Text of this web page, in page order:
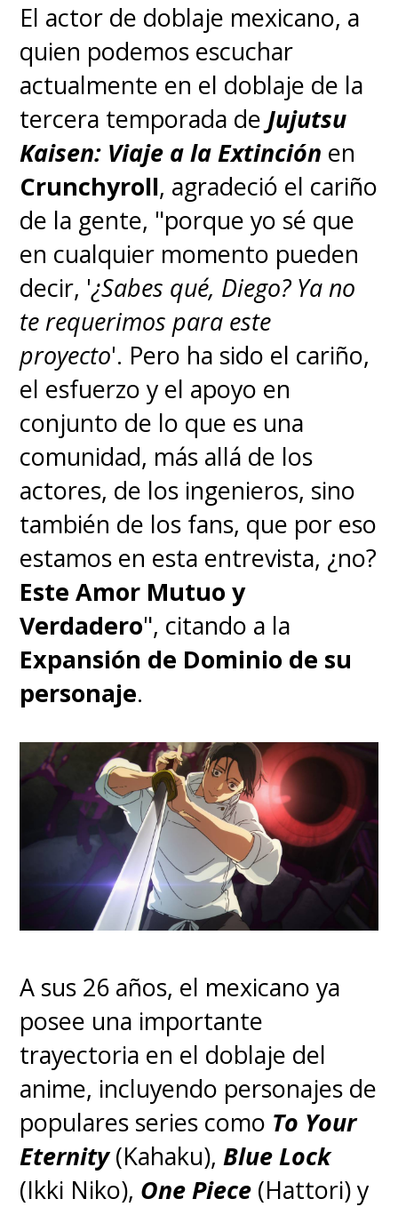
El actor de doblaje mexicano, a
quien podemos escuchar
actualmente en el doblaje de la
tercera temporada de Jujutsu
Kaisen: Viaje a la Extinción en
Crunchyroll, agradeció el cariño
de la gente, "porque yo sé que
en cualquier momento pueden
decir, '¿Sabes qué, Diego? Ya no
te requerimos para este
proyecto'. Pero ha sido el cariño,
el esfuerzo y el apoyo en
conjunto de lo que es una
comunidad, más allá de los
actores, de los ingenieros, sino
también de los fans, que por eso
estamos en esta entrevista, ¿no?
Este Amor Mutuo y
Verdadero", citando a la
Expansión de Dominio de su
personaje.
A sus 26 años, el mexicano ya
posee una importante
trayectoria en el doblaje del
anime, incluyendo personajes de
populares series como To Your
Eternity(Kahaku),Blue Lock
(Ikki Niko), One Piece (Hattori) y